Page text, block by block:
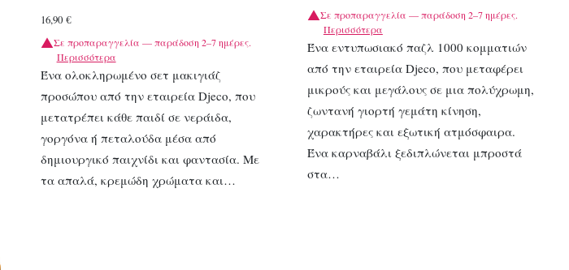
16,90 €
Σε προπαραγγελία — παράδοση 2–7 ημέρες.
Περισσότερα
Ένα ολοκληρωμένο σετ μακιγιάζ
προσώπου από την εταιρεία Djeco, που
μετατρέπει κάθε παιδί σε νεράιδα,
γοργόνα ή πεταλούδα μέσα από
δημιουργικό παιχνίδι και φαντασία. Με
τα απαλά, κρεμώδη χρώματα και…
Σε προπαραγγελία — παράδοση 2–7 ημέρες.
Περισσότερα
Ένα εντυπωσιακό παζλ 1000 κομματιών
από την εταιρεία Djeco, που μεταφέρει
μικρούς και μεγάλους σε μια πολύχρωμη,
ζωντανή γιορτή γεμάτη κίνηση,
χαρακτήρες και εξωτική ατμόσφαιρα.
Ένα καρναβάλι ξεδιπλώνεται μπροστά
στα…